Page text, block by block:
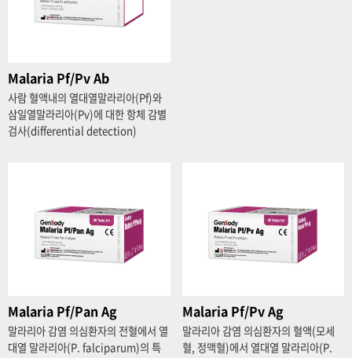
Malaria Pf/Pv Ab
사람 혈액내의 열대열말라리아(Pf)와
삼일열말라리아(Pv)에 대한 항체 감별
검사(differential detection)
Malaria Pf/Pan Ag
말라리아 감염 의심환자의 전혈에서 열
대열 말라리아(P. falciparum)의 특
Malaria Pf/Pv Ag
말라리아 감염 의심환자의 혈액(모세
혈, 정맥혈)에서 열대열 말라리아(P.